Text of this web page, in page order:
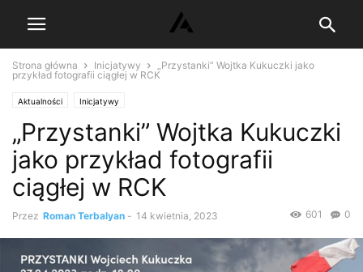
Strona główna Inicjatywy
„Przystanki” Wojtka Kukuczki jako
przykład fotografii ciągłej w RCK
Aktualności Inicjatywy
„Przystanki” Wojtka Kukuczki
jako przykład fotografii
ciągłej w RCK
Przez Roman Terbalyan - 14 kwietnia, 2023 0
601